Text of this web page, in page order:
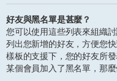
好友與黑名單是甚麼？
您可以使用這些列表來組織
列出您新增的好友，方便您
樣板的支援下，您的好友所
某個會員加入了黑名單，那